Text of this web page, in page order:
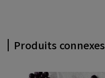
Produits connexes